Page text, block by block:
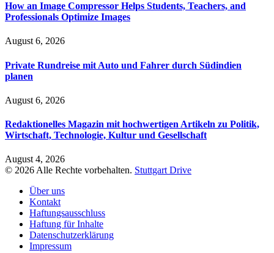
How an Image Compressor Helps Students, Teachers, and
Professionals Optimize Images
August 6, 2026
Private Rundreise mit Auto und Fahrer durch Südindien
planen
August 6, 2026
Redaktionelles Magazin mit hochwertigen Artikeln zu Politik,
Wirtschaft, Technologie, Kultur und Gesellschaft
August 4, 2026
© 2026 Alle Rechte vorbehalten. Stuttgart Drive
Über uns
Kontakt
Haftungsausschluss
Haftung für Inhalte
Datenschutzerklärung
Impressum